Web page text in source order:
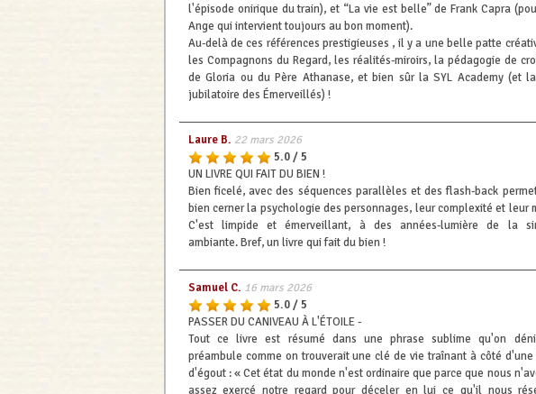
l'épisode onirique du train), et “La vie est belle” de Frank Capra
Ange qui intervient toujours au bon moment).
Au-delà de ces références prestigieuses , il y a une belle patte
les Compagnons du Regard, les réalités-miroirs, la pédagogie de
de Gloria ou du Père Athanase, et bien sûr la SYL Academy (et
jubilatoire des Émerveillés) !
Laure B. 22 mars 2026
5.0 / 5
UN LIVRE QUI FAIT DU BIEN !
Bien ficelé, avec des séquences parallèles et des flash-back
bien cerner la psychologie des personnages, leur complexité et leur
C'est limpide et émerveillant, à des années-lumière de la
ambiante. Bref, un livre qui fait du bien !
Samuel C. 16 mars 2026
5.0 / 5
PASSER DU CANIVEAU À L'ÉTOILE -
Tout ce livre est résumé dans une phrase sublime qu'on
préambule comme on trouverait une clé de vie traînant à côté d'une
d'égout : « Cet état du monde n'est ordinaire que parce que nous
assez exercé notre regard pour déceler en lui ce qu'il nous